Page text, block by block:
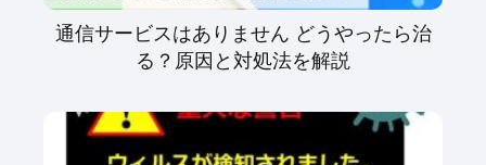
通信サービスはありません どうやったら治
る？原因と対処法を解説